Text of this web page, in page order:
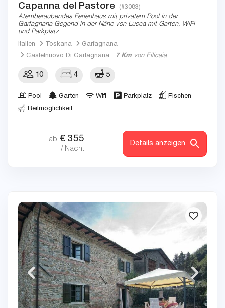
Capanna del Pastore (#3083)
Atemberaubendes Ferienhaus mit privatem Pool in der
Garfagnana Gegend in der Nähe von Lucca mit Garten, WiFi
und Parkplatz
Italien
Toskana
Garfagnana
Castelnuovo Di Garfagnana
7 Km von Filicaia
10 4 5
Pool Garten Wifi Parkplatz
Fischen
Reitmöglichkeit
ab € 355
/ Nacht
Details anzeigen